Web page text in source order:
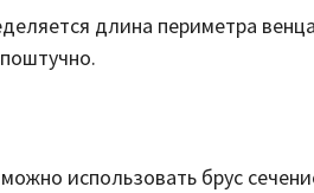
длина периметра
использовать брус